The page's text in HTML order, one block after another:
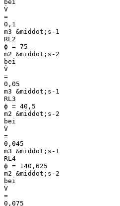
bei
V̇
=
0,1
m3 &middot;s-1
RL2
ϕ = 75
m2 &middot;s-2
bei
V̇
=
0,05
m3 &middot;s-1
RL3
ϕ = 40,5
m2 &middot;s-2
bei
V̇
=
0,045
m3 &middot;s-1
RL4
ϕ = 140,625
m2 &middot;s-2
bei
V̇
=
0,075